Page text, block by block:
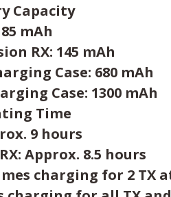
Capacity
mAh
RX: 145 mAh
Case: 680 mAh
Case: 1300 mAh
Time
9 hours
Approx. 8.5 hours
charging for 2 TX